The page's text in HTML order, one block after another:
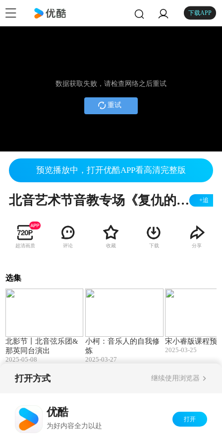
下载APP
数据获取失败，请检查网络之后重试
重试
预览播放中，打开优酷APP看高清完整版
北音艺术节音教专场《复仇的火焰在我心中燃烧》 +追
超清画质 评论 收藏 下载 分享
选集
北影节丨北音弦乐团&
那英同台演出
2025-05-08
小柯：音乐人的自我修
炼
2025-03-27
宋小睿版课程预
2025-03-25
打开方式 继续使用浏览器
优酷
为好内容全力以赴
打开